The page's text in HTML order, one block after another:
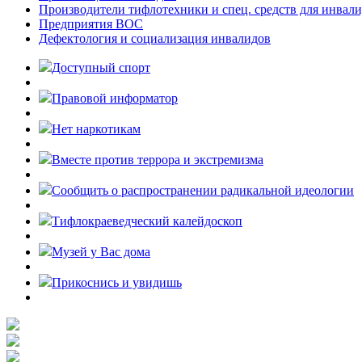
Производители тифлотехники и спец. средств для
Предприятия ВОС
Дефектология и социализация инвалидов
Доступный спорт
Правовой информатор
Нет наркотикам
Вместе против террора и экстремизма
Cообщить о распространении радикальной идеологии
Тифлокраеведческий калейдоскоп
Музей у Вас дома
Прикоснись и увидишь